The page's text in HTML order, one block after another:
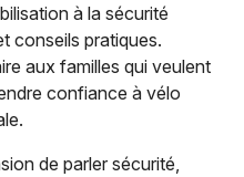
à la sécurité
conseils pratiques.
aux familles qui veulent
confiance à vélo
de parler sécurité,